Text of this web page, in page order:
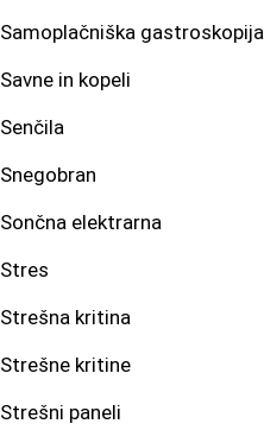
Samoplačniška gastroskopija
Savne in kopeli
Senčila
Snegobran
Sončna elektrarna
Stres
Strešna kritina
Strešne kritine
Strešni paneli